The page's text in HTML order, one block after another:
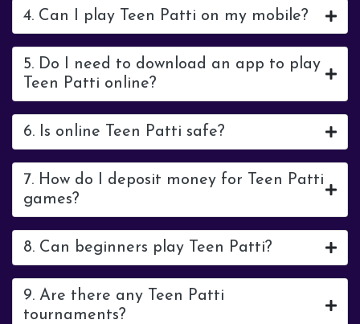
4. Can I play Teen Patti on my mobile?
5. Do I need to download an app to play
Teen Patti online?
6. Is online Teen Patti safe?
7. How do I deposit money for Teen Patti
games?
8. Can beginners play Teen Patti?
9. Are there any Teen Patti
tournaments?